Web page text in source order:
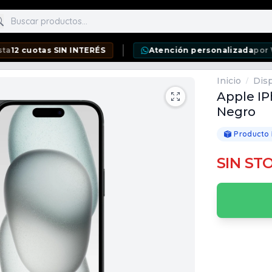
productos
SIN INTERÉS Atención personalizadapor
Inicio /
Apple
Negro
Producto
SIN